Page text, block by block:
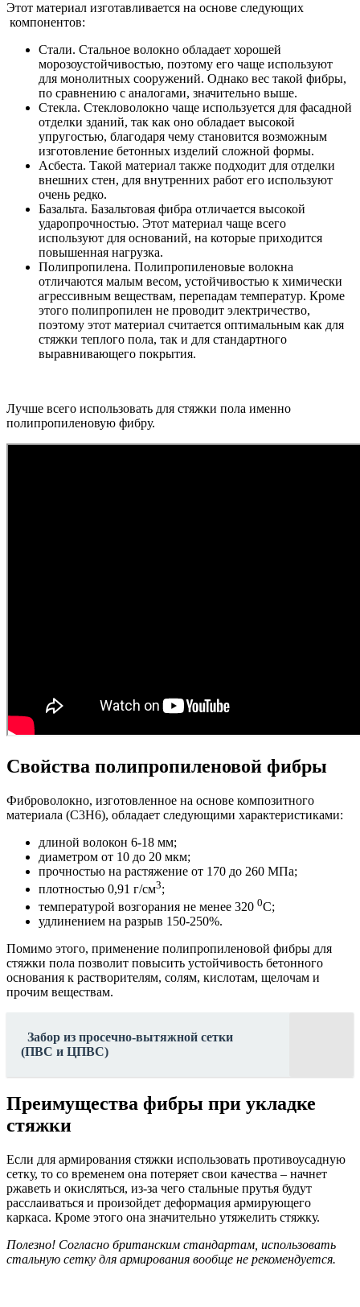
Этот материал изготавливается на основе следующих
компонентов:
Стали. Стальное волокно обладает хорошей
морозоустойчивостью, поэтому его чаще используют
для монолитных сооружений. Однако вес такой фибры,
по сравнению с аналогами, значительно выше.
Стекла. Стекловолокно чаще используется для фасадной
отделки зданий, так как оно обладает высокой
упругостью, благодаря чему становится возможным
изготовление бетонных изделий сложной формы.
Асбеста. Такой материал также подходит для отделки
внешних стен, для внутренних работ его используют
очень редко.
Базальта. Базальтовая фибра отличается высокой
ударопрочностью. Этот материал чаще всего
используют для оснований, на которые приходится
повышенная нагрузка.
Полипропилена. Полипропиленовые волокна
отличаются малым весом, устойчивостью к химически
агрессивным веществам, перепадам температур. Кроме
этого полипропилен не проводит электричество,
поэтому этот материал считается оптимальным как для
стяжки теплого пола, так и для стандартного
выравнивающего покрытия.
Лучше всего использовать для стяжки пола именно
полипропиленовую фибру.
Свойства полипропиленовой фибры
Фиброволокно, изготовленное на основе композитного
материала (C3H6), обладает следующими характеристиками:
длиной волокон 6-18 мм;
диаметром от 10 до 20 мкм;
прочностью на растяжение от 170 до 260 МПа;
плотностью 0,91 г/см3;
температурой возгорания не менее 320 0С;
удлинением на разрыв 150-250%.
Помимо этого, применение полипропиленовой фибры для
стяжки пола позволит повысить устойчивость бетонного
основания к растворителям, солям, кислотам, щелочам и
прочим веществам.
Забор из просечно-вытяжной сетки
(ПВС и ЦПВС)
Преимущества фибры при укладке
стяжки
Если для армирования стяжки использовать противоусадную
сетку, то со временем она потеряет свои качества – начнет
ржаветь и окисляться, из-за чего стальные прутья будут
расслаиваться и произойдет деформация армирующего
каркаса. Кроме этого она значительно утяжелить стяжку.
Полезно! Согласно британским стандартам, использовать
стальную сетку для армирования вообще не рекомендуется.